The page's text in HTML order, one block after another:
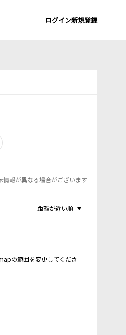
ログイン新規登録
報が異なる場合がございます
距離が近い順
の範囲を変更してくださ